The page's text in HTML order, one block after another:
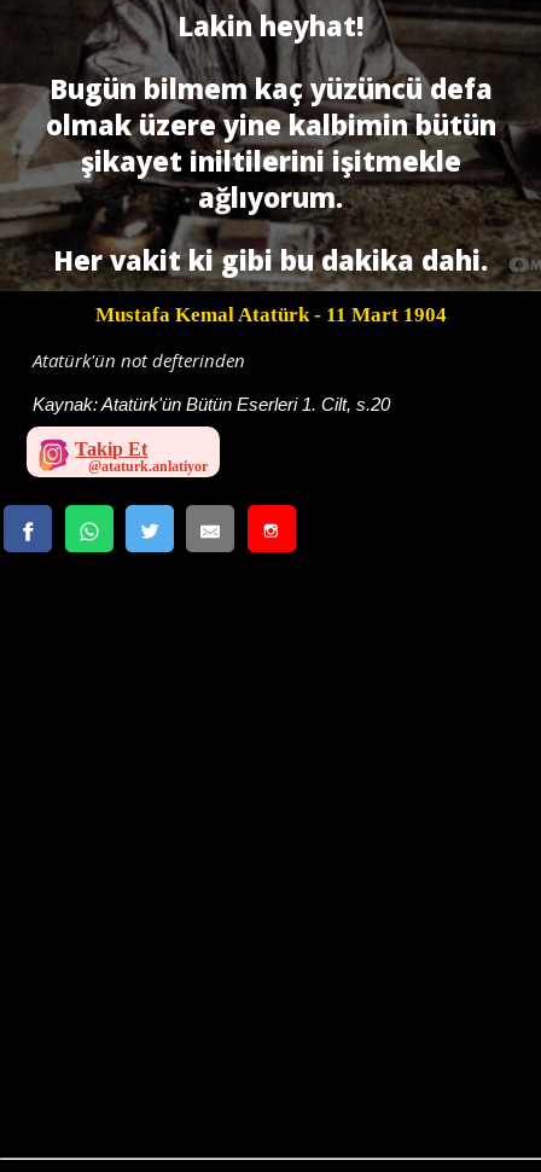
Lakin heyhat!
Bugün bilmem kaç yüzüncü defa
olmak üzere yine kalbimin bütün
şikayet iniltilerini işitmekle
ağlıyorum.
Her vakit ki gibi bu dakika dahi.
Mustafa Kemal Atatürk- 11 Mart 1904
Atatürk'ün not defterinden
Kaynak:Atatürk'ün Bütün Eserleri 1. Cilt, s.20
Takip Et